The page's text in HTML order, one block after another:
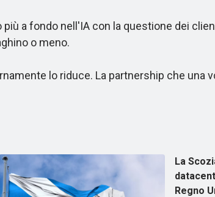
a fondo nell'IA con la questione dei
o meno.
lo riduce. La partnership che una
La
Regno